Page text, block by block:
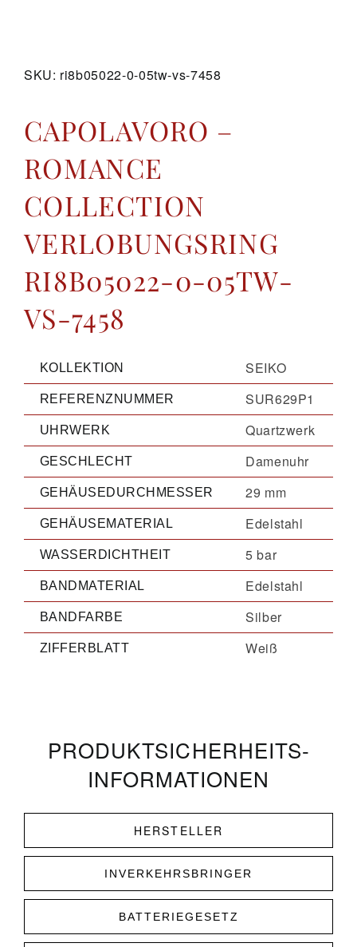
SKU: ri8b05022-0-05tw-vs-7458
CAPOLAVORO –
ROMANCE
COLLECTION
VERLOBUNGSRING
RI8B05022-0-05TW-
VS-7458
KOLLEKTION SEIKO
REFERENZNUMMER SUR629P1
UHRWERK Quartzwerk
GESCHLECHT Damenuhr
GEHÄUSEDURCHMESSER 29 mm
GEHÄUSEMATERIAL Edelstahl
WASSERDICHTHEIT 5 bar
BANDMATERIAL Edelstahl
BANDFARBE Silber
ZIFFERBLATT Weiß
PRODUKT­­SICHERHEITS­
INFORMATIONEN
HERSTELLER
INVERKEHRSBRINGER
BATTERIEGESETZ